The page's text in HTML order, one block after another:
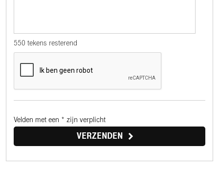
550 tekens resterend
Velden met een * zijn verplicht
VERZENDEN